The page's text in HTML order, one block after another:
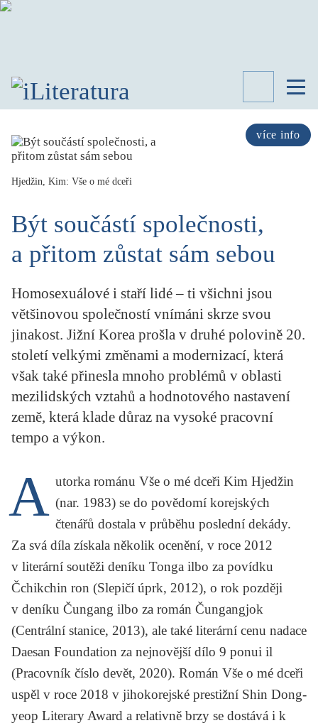
více info
LITERATURY
PŘEHLED
STUDIE
PORTRÉT
KRITIKA PŘEKLADU
UKÁZKA
SLOUPEK
ILIGLOSA
Hjedžin, Kim: Vše o mé dceři
Být součástí společnosti,
a přitom zůstat sám sebou
Homosexuálové i staří lidé – ti všichni jsou
většinovou společností vnímáni skrze svou
jinakost. Jižní Korea prošla v druhé polovině 20.
století velkými změnami a modernizací, která
však také přinesla mnoho problémů v oblasti
mezilidských vztahů a hodnotového nastavení
země, která klade důraz na vysoké pracovní
tempo a výkon.
A utorka románu Vše o mé dceři Kim Hjedžin
(nar. 1983) se do povědomí korejských
čtenářů dostala v průběhu poslední dekády.
Za svá díla získala několik ocenění, v roce 2012
v literární soutěži deníku Tonga ilbo za povídku
Čchikchin ron (Slepičí úprk, 2012), o rok později
v deníku Čungang ilbo za román Čungangjok
(Centrální stanice, 2013), ale také literární cenu nadace
Daesan Foundation za nejnovější dílo 9 ponui il
(Pracovník číslo devět, 2020). Román Vše o mé dceři
uspěl v roce 2018 v jihokorejské prestižní Shin Dong-
yeop Literary Award a relativně brzy se dostává i k